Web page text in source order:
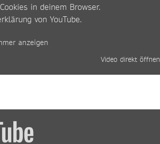
in deinem Browser.
von YouTube.
anzeigen
Video direkt öffnen